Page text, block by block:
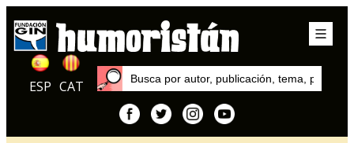
ESP CAT